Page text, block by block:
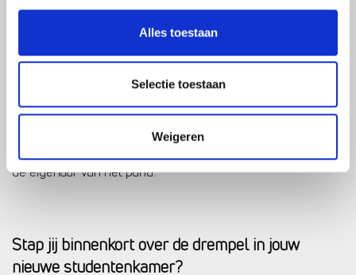
Alles toestaan
Selectie toestaan
Weigeren
jouw ouders.
Een opstalverzekering is niet nodig
Deze verzekering zorgt ervoor dat schades aan de
huurwoning verzekerd zijn. Jij hoeft deze verzekering zelf
de eigenaar van het pand.
Stap jij binnenkort over de drempel in jouw
nieuwe studentenkamer?